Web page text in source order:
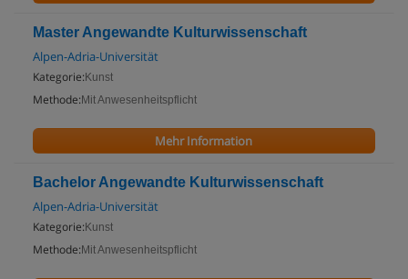
Master Angewandte Kulturwissenschaft
Alpen-Adria-Universität
Kategorie: Kunst
Methode: Mit Anwesenheitspflicht
Mehr Information
Bachelor Angewandte Kulturwissenschaft
Alpen-Adria-Universität
Kategorie: Kunst
Methode: Mit Anwesenheitspflicht